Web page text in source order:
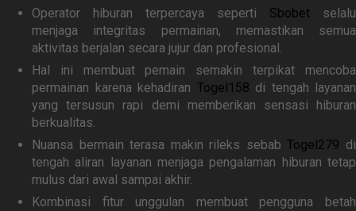
Operator hiburan terpercaya seperti Sbobet selalu
menjaga integritas permainan, memastikan semua
aktivitas berjalan secara jujur dan profesional.
Hal ini membuat pemain semakin terpikat mencoba
permainan karena kehadiran Togel158 di tengah layanan
yang tersusun rapi demi memberikan sensasi hiburan
berkualitas.
Nuansa bermain terasa makin rileks sebabTogel279 di
tengah aliran layanan menjaga pengalaman hiburan tetap
mulus dari awal sampai akhir.
Kombinasi fitur unggulan membuat pengguna betah